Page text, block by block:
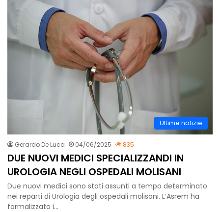
Ultime notizie
Gerardo De Luca 04/06/2025 835
DUE NUOVI MEDICI SPECIALIZZANDI IN
UROLOGIA NEGLI OSPEDALI MOLISANI
Due nuovi medici sono stati assunti a tempo determinato
nei reparti di Urologia degli ospedali molisani. L’Asrem ha
formalizzato i…